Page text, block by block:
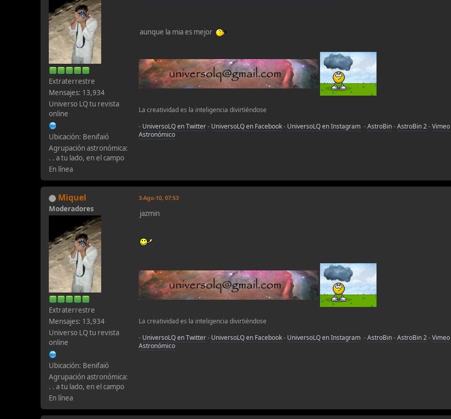
Extraterrestre
Mensajes: 13,934
Universo LQ tu revista
online
Ubicación: Benifaió
Agrupación astronómica:
. . a tu lado, en el campo
En línea
aunque la mia es mejor
La creatividad es la inteligencia divirtiéndose
- UniversoLQ en Twitter- UniversoLQ en Facebook- UniversoLQ en Instagram -AstroBin-AstroBin 2-Vimeo
Astronómico
Miquel
Moderadores
Extraterrestre
Mensajes: 13,934
Universo LQ tu revista
online
Ubicación: Benifaió
Agrupación astronómica:
. . a tu lado, en el campo
En línea
3-Ago-10, 07:53
jazmin
La creatividad es la inteligencia divirtiéndose
- UniversoLQ en Twitter- UniversoLQ en Facebook- UniversoLQ en Instagram -AstroBin-AstroBin 2-Vimeo
Astronómico